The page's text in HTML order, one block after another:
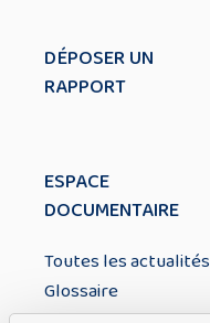
DÉPOSER UN
RAPPORT
ESPACE
DOCUMENTAIRE
Toutes les actualités
Glossaire